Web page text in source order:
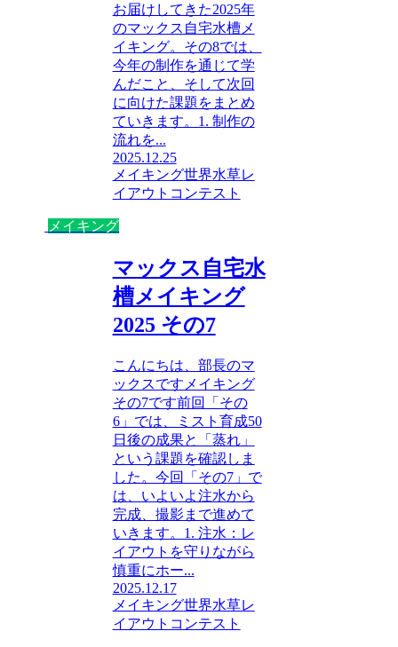
お届けしてきた2025年
のマックス自宅水槽メ
イキング。その8では、
今年の制作を通じて学
んだこと、そして次回
に向けた課題をまとめ
ていきます。1. 制作の
流れを...
2025.12.25
メイキング世界水草レ
イアウトコンテスト
メイキング
マックス自宅水
槽メイキング
2025 その7
こんにちは、部長のマ
ックスですメイキング
その7です前回「その
6」では、ミスト育成50
日後の成果と「蒸れ」
という課題を確認しま
した。今回「その7」で
は、いよいよ注水から
完成、撮影まで進めて
いきます。1. 注水：レ
イアウトを守りながら
慎重にホー...
2025.12.17
メイキング世界水草レ
イアウトコンテスト